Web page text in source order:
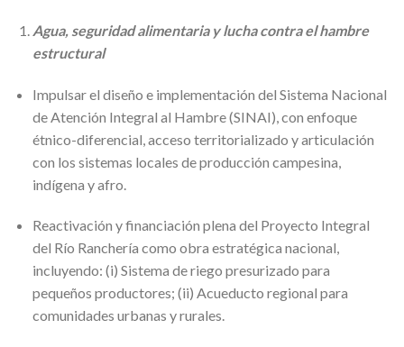
Agua, seguridad alimentaria y lucha contra el hambre
estructural
Impulsar el diseño e implementación del Sistema Nacional
de Atención Integral al Hambre (SINAI), con enfoque
étnico-diferencial, acceso territorializado y articulación
con los sistemas locales de producción campesina,
indígena y afro.
Reactivación y financiación plena del Proyecto Integral
del Río Ranchería como obra estratégica nacional,
incluyendo: (i) Sistema de riego presurizado para
pequeños productores; (ii) Acueducto regional para
comunidades urbanas y rurales.